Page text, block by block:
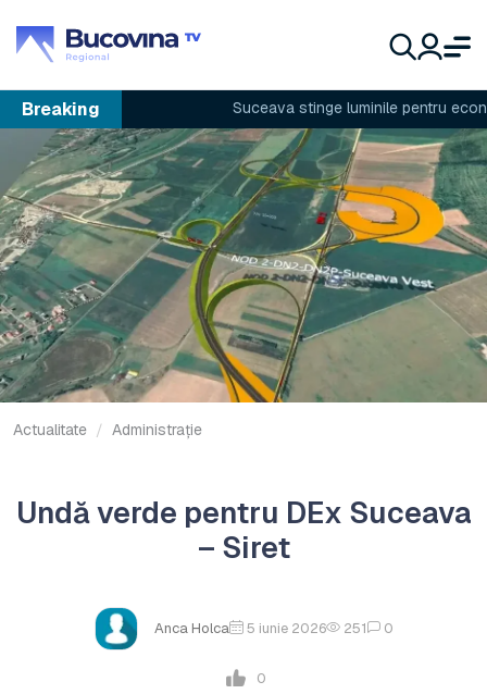
Breaking Suceava stinge luminile pentru economie
Actualitate Administrație
Undă verde pentru DEx Suceava
– Siret
Anca Holca 5 iunie 2026 251 0
0